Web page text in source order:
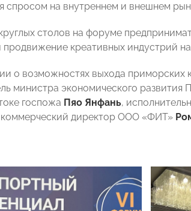
спросом на внутреннем и внешнем
столов на форуме
продвижение креативных индустрий
о возможностях выхода
министра экономического
госпожа Пяо Янфань,
директор ООО «ФИТ»